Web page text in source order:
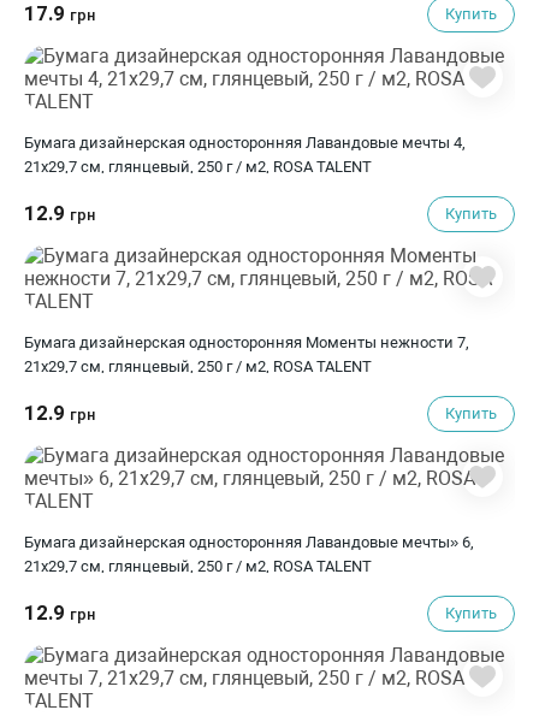
17.9 грн Купить
Бумага дизайнерская односторонняя Лавандовые мечты 4,
21х29,7 см, глянцевый, 250 г / м2, ROSA TALENT
12.9 грн Купить
Бумага дизайнерская односторонняя Моменты нежности 7,
21х29,7 см, глянцевый, 250 г / м2, ROSA TALENT
12.9 грн Купить
Бумага дизайнерская односторонняя Лавандовые мечты» 6,
21х29,7 см, глянцевый, 250 г / м2, ROSA TALENT
12.9 грн Купить